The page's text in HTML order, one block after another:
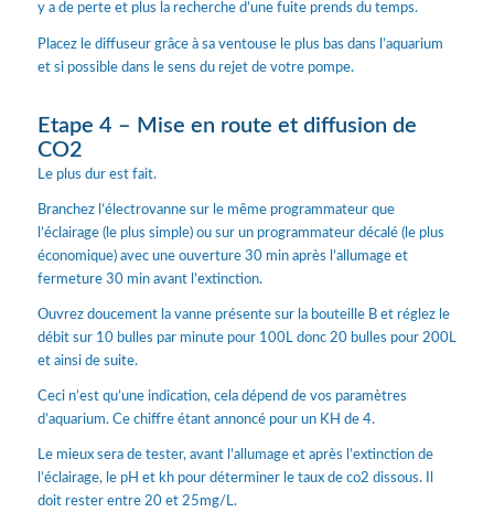
y a de perte et plus la recherche d’une fuite prends du temps.
Placez le diffuseur grâce à sa ventouse le plus bas dans l’aquarium
et si possible dans le sens du rejet de votre pompe.
Etape 4 – Mise en route et diffusion de
CO2
Le plus dur est fait.
Branchez l’électrovanne sur le même programmateur que
l’éclairage (le plus simple) ou sur un programmateur décalé (le plus
économique) avec une ouverture 30 min après l’allumage et
fermeture 30 min avant l’extinction.
Ouvrez doucement la vanne présente sur la bouteille B et réglez le
débit sur 10 bulles par minute pour 100L donc 20 bulles pour 200L
et ainsi de suite.
Ceci n’est qu’une indication, cela dépend de vos paramètres
d’aquarium. Ce chiffre étant annoncé pour un KH de 4.
Le mieux sera de tester, avant l’allumage et après l’extinction de
l’éclairage, le pH et kh pour déterminer le taux de co2 dissous. Il
doit rester entre 20 et 25mg/L.